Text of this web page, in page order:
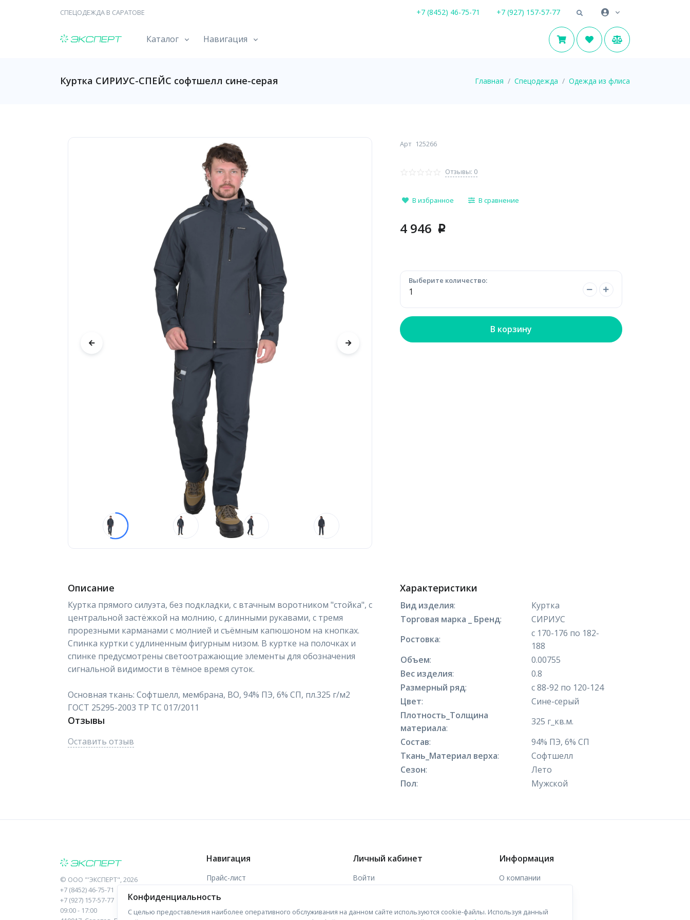
СПЕЦОДЕЖДА В САРАТОВЕ +7 (8452) 46-75-71 +7 (927) 157-57-77
Каталог Навигация
Куртка СИРИУС-СПЕЙС софтшелл сине-серая Главная Спецодежда Одежда из флиса
Арт 125266
Отзывы: 0
В избранное В сравнение
4 946 p
Выберите количество:
В корзину
Описание
Куртка прямого силуэта, без подкладки, с втачным воротником "стойка", с
центральной застёжкой на молнию, с длинными рукавами, с тремя
прорезными карманами с молнией и съёмным капюшоном на кнопках.
Спинка куртки с удлиненным фигурным низом. В куртке на полочках и
спинке предусмотрены светоотражающие элементы для обозначения
сигнальной видимости в тёмное время суток.
Основная ткань: Софтшелл, мембрана, ВО, 94% ПЭ, 6% СП, пл.325 г/м2
ГОСТ 25295-2003 ТР ТС 017/2011
Отзывы
Оставить отзыв
Характеристики
Вид изделия:
Куртка
Торговая марка _ Бренд:
СИРИУС
Ростовка:
с 170-176 по 182-
188
Объем:
0.00755
Вес изделия:
0.8
Размерный ряд:
с 88-92 по 120-124
Цвет:
Сине-серый
Плотность_Толщина
материала:
325 г_кв.м.
Состав:
94% ПЭ, 6% СП
Ткань_Материал верха:
Софтшелл
Сезон:
Лето
Пол: Мужской
© ООО "'ЭКСПЕРТ", 2026
+7 (8452) 46-75-71
+7 (927) 157-57-77
09:00 - 17:00
Навигация
Прайс-лист
Отзывы
Форма связи
Личный кабинет
Войти
Информация
О компании
Контакты
Конфиденциальность
С целью предоставления наиболее оперативного обслуживания на данном сайте используются cookie-файлы. Используя данный